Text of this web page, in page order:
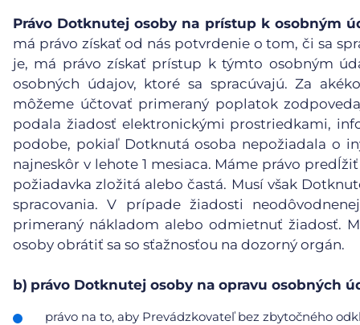
Právo Dotknutej osoby na prístup k osobným
má právo získať od nás potvrdenie o tom, či sa
je, má právo získať prístup k týmto osobným
osobných údajov, ktoré sa spracúvajú. Za
môžeme účtovať primeraný poplatok
podala žiadosť elektronickými prostriedkami,
podobe, pokiaľ Dotknutá osoba nepožiadala o
najneskôr v lehote 1 mesiaca. Máme právo
požiadavka zložitá alebo častá. Musí však
spracovania. V prípade žiadosti
primeraný nákladom alebo odmietnuť žiadosť.
osoby obrátiť sa so sťažnosťou na dozorný orgán.
b) právo Dotknutej osoby na opravu osobných
právo na to, aby Prevádzkovateľ bez zbytočného